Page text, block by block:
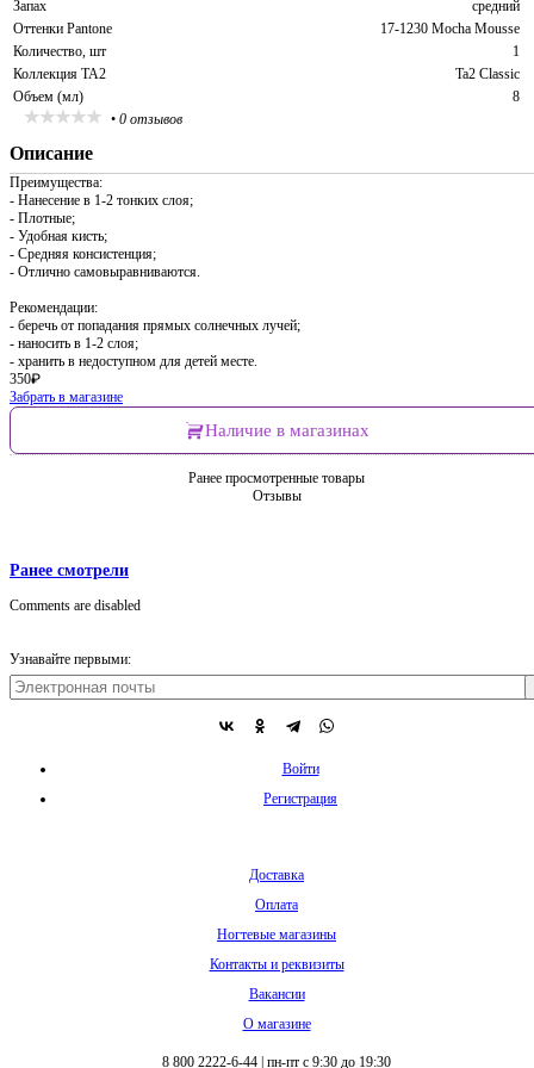
Запах
средний
Оттенки Pantone
17-1230 Mocha Mousse
Количество, шт
1
Коллекция TA2
Ta2 Classic
Объем (мл)
8
• 0 отзывов
Описание
Преимущества:
- Нанесение в 1-2 тонких слоя;
- Плотные;
- Удобная кисть;
- Средняя консистенция;
- Отлично самовыравниваются.
Рекомендации:
- беречь от попадания прямых солнечных лучей;
- наносить в 1-2 слоя;
- хранить в недоступном для детей месте.
350₽
Забрать в магазине
Наличие в магазинах
Ранее просмотренные товары
Отзывы
Ранее смотрели
Comments are disabled
Узнавайте первыми:
Войти
Регистрация
Доставка
Оплата
Ногтевые магазины
Контакты и реквизиты
Вакансии
О магазине
8 800 2222-6-44 пн-пт с 9:30 до 19:30